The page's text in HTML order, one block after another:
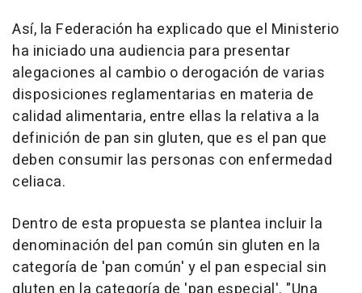
Así, la Federación ha explicado que el Ministerio
ha iniciado una audiencia para presentar
alegaciones al cambio o derogación de varias
disposiciones reglamentarias en materia de
calidad alimentaria, entre ellas la relativa a la
definición de pan sin gluten, que es el pan que
deben consumir las personas con enfermedad
celiaca.
Dentro de esta propuesta se plantea incluir la
denominación del pan común sin gluten en la
categoría de 'pan común' y el pan especial sin